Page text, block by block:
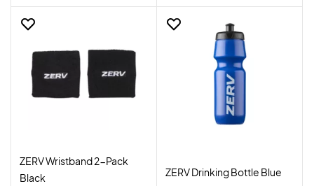
ZERV Wristband 2-Pack
Black
ZERV Drinking Bottle Blue